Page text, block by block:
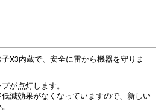
X3内蔵で、安全に雷から機器を守りま
が点灯します。
減効果がなくなっていますので、新しい